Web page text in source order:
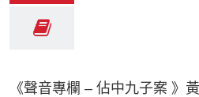
《聲音專欄 – 佔中九子案 》